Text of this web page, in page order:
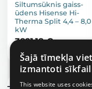
Siltumsūknis gaiss-
ūdens Hisense Hi-
Therma Split 4,4 – 8,0
kW
3821,18€–
4716,58
Šajā tīmekļa
izmantoti
This website uses